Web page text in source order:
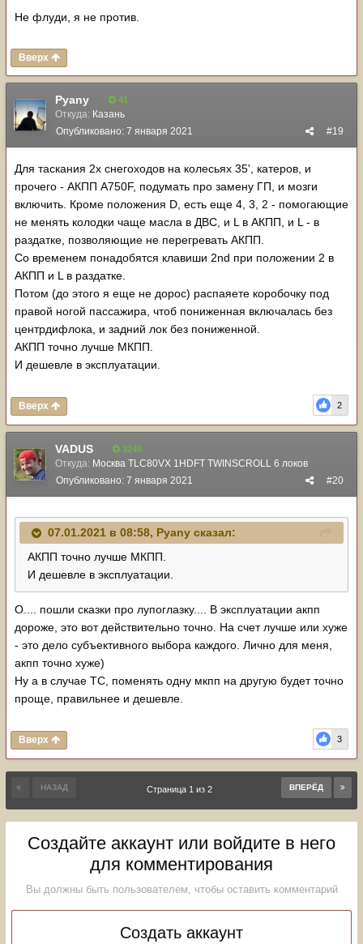
Не флуди, я не против.
Вверх
Pyany 41
Откуда: Казань
#19
Опубликовано: 7 января 2021
Для таскания 2х снегоходов на колесьях 35', катеров, и
прочего - АКПП А750F, подумать про замену ГП, и мозги
включить. Кроме положения D, есть еще 4, 3, 2 - помогающие
не менять колодки чаще масла в ДВС, и L в АКПП, и L - в
раздатке, позволяющие не перегревать АКПП.
Со временем понадобятся клавиши 2nd при положении 2 в
АКПП и L в раздатке.
Потом (до этого я еще не дорос) распаяете коробочку под
правой ногой пассажира, чтоб пониженная включалась без
центрдифлока, и задний лок без пониженной.
АКПП точно лучше МКПП.
И дешевле в эксплуатации.
2
Вверх
VADUS 3240
Откуда: Москва TLC80VX 1HDFT TWINSCROLL 6 локов
#20
Опубликовано: 7 января 2021
07.01.2021 в 08:58, Pyany сказал:
АКПП точно лучше МКПП.
И дешевле в эксплуатации.
О.... пошли сказки про лупоглазку.... В эксплуатации акпп
дороже, это вот действительно точно. На счет лучше или хуже
- это дело субъективного выбора каждого. Лично для меня,
акпп точно хуже)
Ну а в случае ТС, поменять одну мкпп на другую будет точно
проще, правильнее и дешевле.
3
Вверх
НАЗАД ВПЕРЁД
Страница 1 из 2
Создайте аккаунт или войдите в него
для комментирования
Вы должны быть пользователем, чтобы оставить комментарий
Создать аккаунт